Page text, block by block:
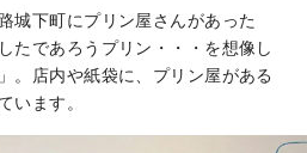
城下町にプリン屋さんがあった
たであろうプリン・・・を想像し
。店内や紙袋に、プリン屋がある
います。